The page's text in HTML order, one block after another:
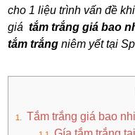
cho 1 liệu trình vấn đề
giá tắm trắng giá bao
tắm trắng niêm yết tại
Tắm trắng giá bao